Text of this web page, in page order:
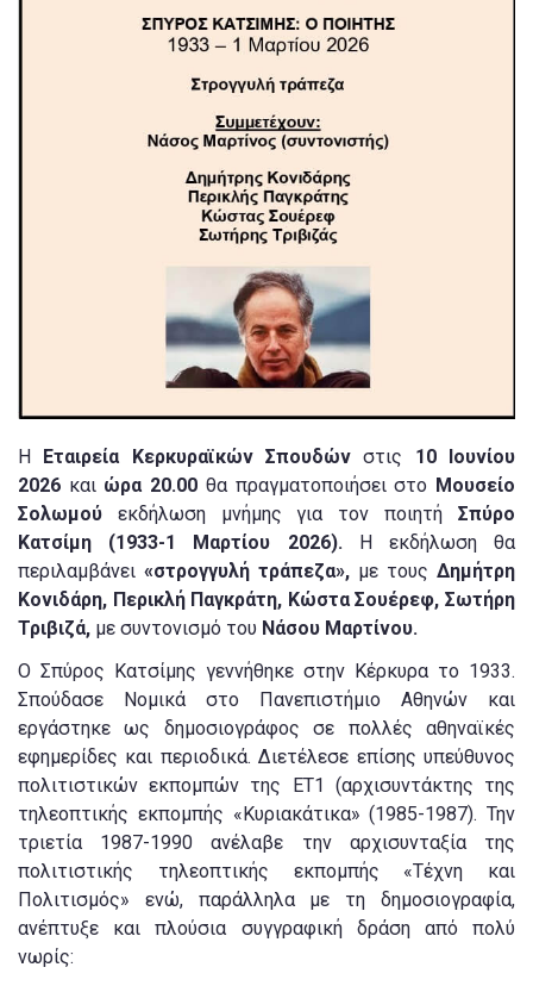
Η Εταιρεία Κερκυραϊκών Σπουδών στις 10 Ιουνίου
2026 και ώρα 20.00 θα πραγματοποιήσει στο Μουσείο
Σολωμού εκδήλωση μνήμης για τον ποιητή Σπύρο
Κατσίμη (1933-1 Μαρτίου 2026).Η εκδήλωση θα
περιλαμβάνει «στρογγυλή τράπεζα», με τους Δημήτρη
Κονιδάρη, Περικλή Παγκράτη, Κώστα Σουέρεφ, Σωτήρη
Τριβιζά, με συντονισμό του Νάσου Μαρτίνου.
Ο Σπύρος Κατσίμης γεννήθηκε στην Κέρκυρα το 1933.
Σπούδασε Νομικά στο Πανεπιστήμιο Αθηνών και
εργάστηκε ως δημοσιογράφος σε πολλές αθηναϊκές
εφημερίδες και περιοδικά. Διετέλεσε επίσης υπεύθυνος
πολιτιστικών εκπομπών της ΕΤ1 (αρχισυντάκτης της
τηλεοπτικής εκπομπής «Κυριακάτικα» (1985-1987). Την
τριετία 1987-1990 ανέλαβε την αρχισυνταξία της
πολιτιστικής τηλεοπτικής εκπομπής «Τέχνη και
Πολιτισμός» ενώ, παράλληλα με τη δημοσιογραφία,
ανέπτυξε και πλούσια συγγραφική δράση από πολύ
νωρίς: